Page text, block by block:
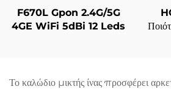
F670L Gpon 2.4G/5G
4GE WiFi 5dBi 12 Leds
Το καλώδιο μικτής ίνας προσφέρει